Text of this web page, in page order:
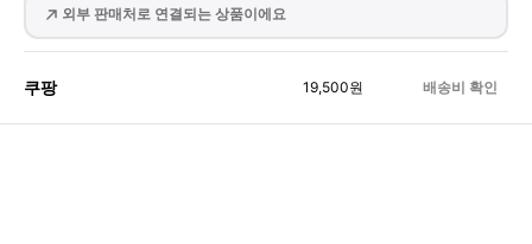
외부 판매처로 연결되는 상품이에요
쿠팡 19,500원 배송비 확인